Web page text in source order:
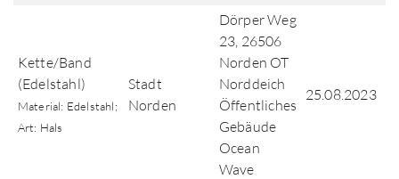
Kette/Band
(Edelstahl)
Material: Edelstahl;
Art: Hals
Stadt
Norden
Dörper Weg
23, 26506
Norden OT
Norddeich
Öffentliches
Gebäude
Ocean
Wave
25.08.2023